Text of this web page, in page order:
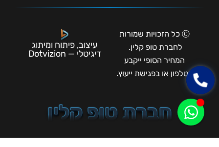
Ⓒ כל הזכויות שמורות
לחברת טופ קלין.
המחיר הסופי ייקבע
בטלפון או בפגישת ייעוץ.
עיצוב, פיתוח ומיתוג
דיגיטלי — Dotvizion
חברת טופ קלין